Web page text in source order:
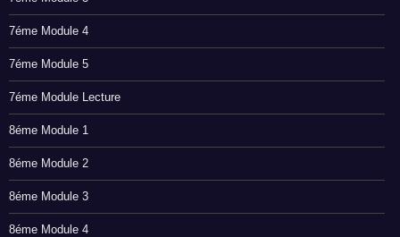
7éme Module 4
7éme Module 5
7éme Module Lecture
8éme Module 1
8éme Module 2
8éme Module 3
8éme Module 4